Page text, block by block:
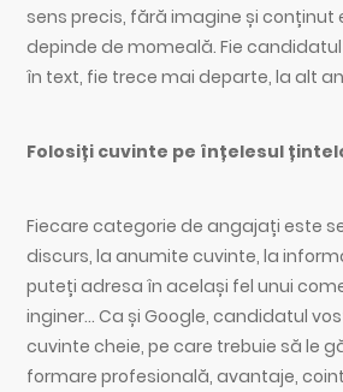
sens precis, fără imagine și conținut
depinde de momeală. Fie
în text, fie trece mai departe, la alt
Folosiți cuvinte pe înțelesul
Fiecare categorie de angajați este
discurs, la anumite cuvinte, la
puteți adresa în același fel unui
inginer… Ca și Google, candidatul
cuvinte cheie, pe care trebuie să le
formare profesională, avantaje,